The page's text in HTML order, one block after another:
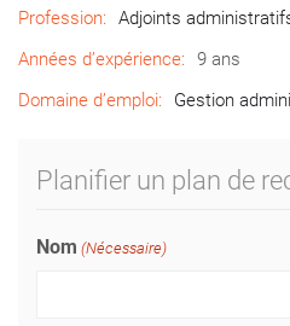
Profession:
Adjoints
Années d’expérience:
9 ans
Domaine d’emploi:
Gestion
Planifier un plan de
Nom (Nécessaire)